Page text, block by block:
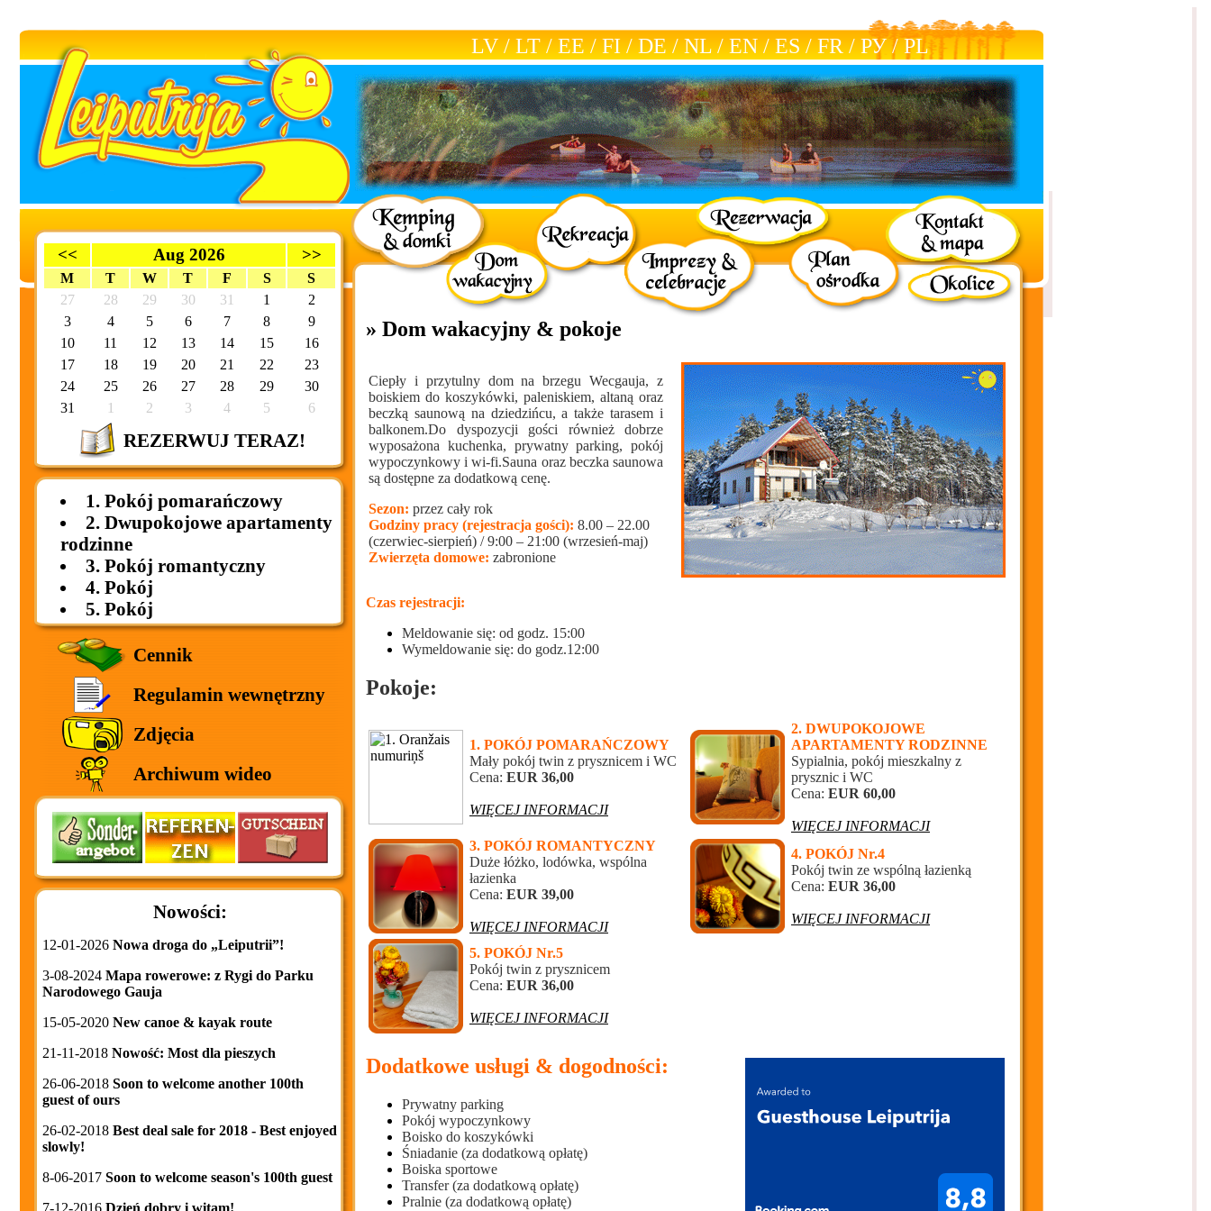
LV / LT / EE / FI / DE / NL / EN / ES / FR / РУ/РL
<< Aug 2026 >>
M T W T F S
S
27
28 29 30 31 1
2
3
4 5 6 7 8
9
10
11 12 13 14 15
16
17
18 19 20 21 22
23
24
25 26 27 28 29
30
31
1 2 3 4 5 6
REZERWUJ TERAZ!
1. Pokój pomarańczowy
2. Dwupokojowe apartamenty
rodzinne
3. Pokój romantyczny
4. Pokój
5. Pokój
Cennik
Regulamin wewnętrzny
Zdjęcia
Archiwum wideo
Nowości:
12-01-2026 Nowa droga do „Leiputrii”!
3-08-2024 Mapa rowerowe: z Rygi do Parku
Narodowego Gauja
15-05-2020 New canoe & kayak route
21-11-2018 Nowość: Most dla pieszych
26-06-2018 Soon to welcome another 100th
guest of ours
26-02-2018 Best deal sale for 2018 - Best enjoyed
slowly!
8-06-2017 Soon to welcome season's 100th guest
7-12-2016 Dzień dobry i witam!
» Dom wakacyjny & pokoje
Ciepły i przytulny dom na brzegu Wecgauja, z
boiskiem do koszykówki, paleniskiem, altaną oraz
beczką saunową na dziedzińcu, a także tarasem i
balkonem.Do dyspozycji gości również dobrze
wyposażona kuchenka, prywatny parking, pokój
wypoczynkowy i wi-fi.Sauna oraz beczka saunowa
są dostępne za dodatkową cenę.
Sezon: przez cały rok
Godziny pracy (rejestracja gości): 8.00 – 22.00
(czerwiec-sierpień) / 9:00 – 21:00 (wrzesień-maj)
Zwierzęta domowe: zabronione
Czas rejestracji:
Meldowanie się: od godz. 15:00
Wymeldowanie się: do godz.12:00
Pokoje:
1. POKÓJ POMARAŃCZOWY
Mały pokój twin z prysznicem i WC
Cena: EUR 36,00
WIĘCEJ INFORMACJI
2. DWUPOKOJOWE
APARTAMENTY RODZINNE
Sypialnia, pokój mieszkalny z
prysznic i WC
Cena: EUR 60,00
WIĘCEJ INFORMACJI
3. POKÓJ ROMANTYCZNY
Duże łóżko, lodówka, wspólna
łazienka
Cena: EUR 39,00
WIĘCEJ INFORMACJI
4. POKÓJ Nr.4
Pokój twin ze wspólną łazienką
Cena: EUR 36,00
WIĘCEJ INFORMACJI
5. POKÓJ Nr.5
Pokój twin z prysznicem
Cena: EUR 36,00
WIĘCEJ INFORMACJI
Dodatkowe usługi & dogodności:
Prywatny parking
Pokój wypoczynkowy
Boisko do koszykówki
Śniadanie (za dodatkową opłatę)
Boiska sportowe
Transfer (za dodatkową opłatę)
Pralnie (za dodatkową opłatę)